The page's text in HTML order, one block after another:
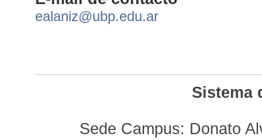
ealaniz@ubp.edu.ar
Sistema
Sede Campus: Donato